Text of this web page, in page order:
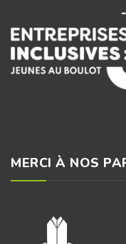
MERCI À NOS